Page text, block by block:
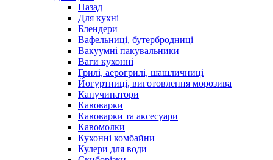
Назад
Для кухні
Блендери
Вафельниці, бутербродниці
Вакуумні пакувальники
Ваги кухонні
Грилі, аерогрилі, шашличниці
Йогуртниці, виготовлення морозива
Капучинатори
Кавоварки
Кавоварки та аксесуари
Кавомолки
Кухонні комбайни
Кулери для води